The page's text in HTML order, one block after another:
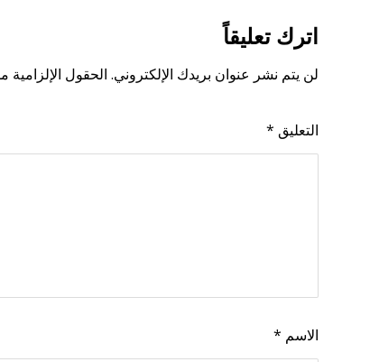
اترك تعليقاً
لن يتم نشر عنوان بريدك الإلكتروني. الحقول الإلزامية
التعليق *
الاسم *